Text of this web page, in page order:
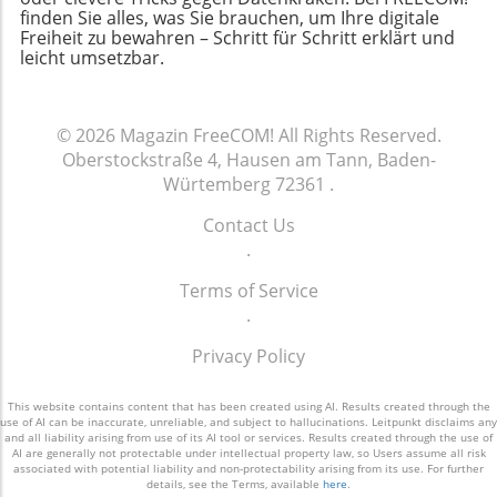
signalisiert, dass der Markt bereit für
Veränderungen ist. Verbraucher sollten diese
Entwicklungen aufmerksam verfolgen, um
Technologie verstehen, die sie nutzen. Das
Bewusstsein für die technischen Details und die
Relevanz der Kamera in der modernen
zwischen einem durchschnittlichen und einem
herausragenden Smartphone-Erlebnis
ausmachen. Bleiben Sie informiert über
Meinung zählt! Ein informierter Verbraucher ist
Zeit, in der Technologie und Datenschutz Hand
in Hand stehen.
effektiv zu speichern und zu genießen. Nutzen Sie
Features wie die Programmierung von
Aufnahmen, um sicherzustellen, dass Sie keine
Medien. Konsumentenschutzorganisationen
können ebenfalls wertvolle Informationen über
die Rechte und Pflichten der Nutzer in Bezug auf
wichtig, kreative Lösungen zu finden, wie das
Streamen von Inhalten in Kombination mit
bestehenden Abonnements anderer Plattformen.
Abschließende Gedanken zur Digitalisierung im
Fernsehen Abschließend erneuert dieser Wechsel
einen wichtigeren Diskurs über den Datenschutz
Nutzer ist es von großer Bedeutung, ein
Bewusstsein für die Art der Aufbewahrung und
Verfügbarkeit unserer Daten zu entwickeln. Die
Diskussion über Cloud-basierte Lösungen wird
finden Sie alles, was Sie brauchen, um Ihre digitale
Freiheit zu bewahren – Schritt für Schritt erklärt und
leicht umsetzbar.
© 2026 Magazin FreeCOM! All Rights Reserved.
Oberstockstraße 4, Hausen am Tann, Baden-
Würtemberg 72361 .
Contact Us
.
Terms of Service
.
Privacy Policy
This website contains content that has been created using AI. Results created through the
use of AI can be inaccurate, unreliable, and subject to hallucinations. Leitpunkt disclaims any
and all liability arising from use of its AI tool or services. Results created through the use of
AI are generally not protectable under intellectual property law, so Users assume all risk
associated with potential liability and non-protectability arising from its use. For further
details, see the Terms, available here.